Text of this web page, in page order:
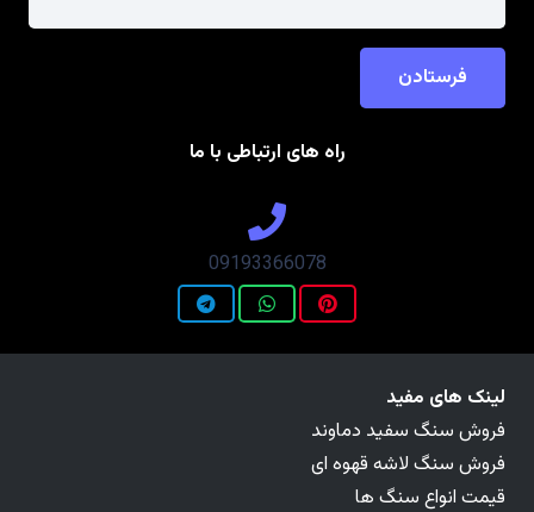
فرستادن
راه های ارتباطی با ما
09193366078
لینک های مفید
فروش سنگ سفید دماوند
فروش سنگ لاشه قهوه ای
قیمت انواع سنگ ها